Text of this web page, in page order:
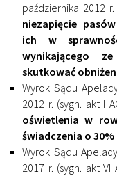
października 2012
niezapięcie
ich w
wynikającego
skutkować
Wyrok Sądu
2012 r. (sygn. akt I
oświetlenia w
świadczenia o 30%
Wyrok Sądu
2017 r. (sygn. akt